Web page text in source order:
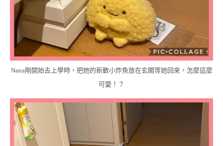
Nana剛開始去上學時，把她的新歡小炸魚放在玄關等她回來，怎麼這麼
可愛！？